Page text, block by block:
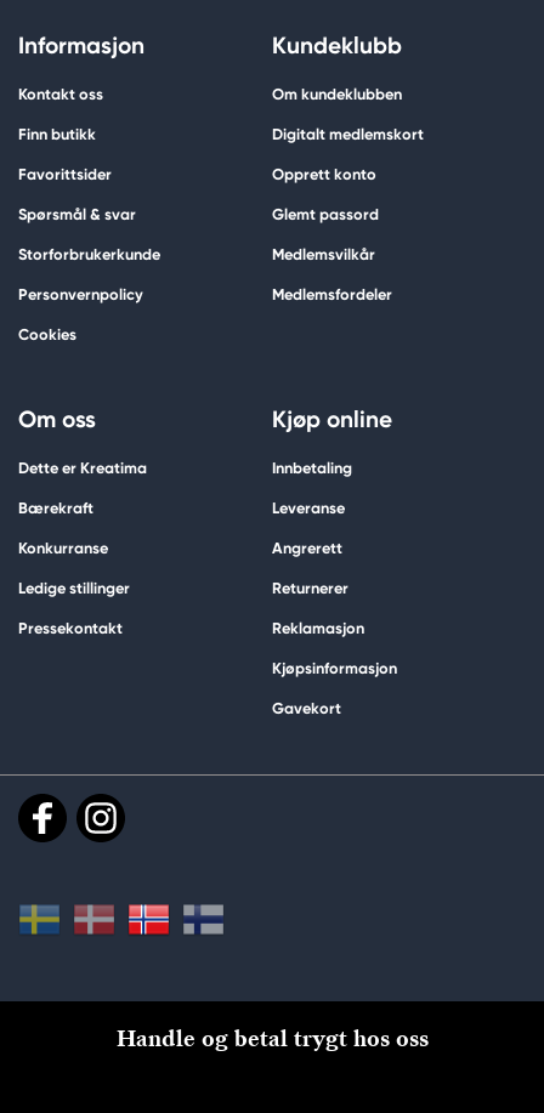
Informasjon
Kontakt oss
Finn butikk
Favorittsider
Spørsmål & svar
Storforbrukerkunde
Personvernpolicy
Cookies
Kundeklubb
Om kundeklubben
Digitalt medlemskort
Opprett konto
Glemt passord
Medlemsvilkår
Medlemsfordeler
Om oss
Dette er Kreatima
Bærekraft
Konkurranse
Ledige stillinger
Pressekontakt
Kjøp online
Innbetaling
Leveranse
Angrerett
Returnerer
Reklamasjon
Kjøpsinformasjon
Gavekort
Handle og betal trygt hos oss